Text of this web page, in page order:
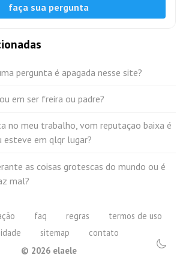
faça sua pergunta
pergunta é apagada nesse site?
em ser freira ou padre?
no meu trabalho, vom reputaçao baixa é
esteve em qlqr lugar?
as coisas grotescas do mundo ou é
mal?
faq regras
termos de uso
sitemap
contato
© 2026elaele